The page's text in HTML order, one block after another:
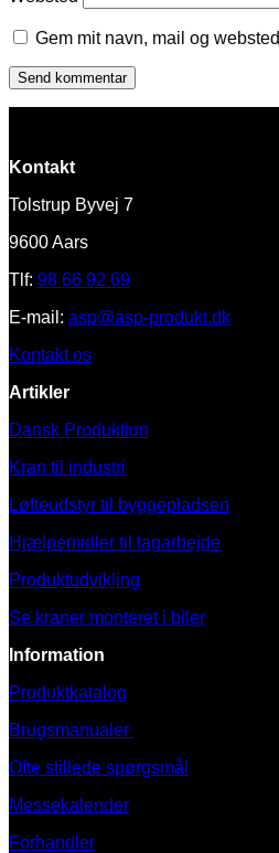
Gem mit navn, mail og
Kontakt
Tolstrup Byvej 7
9600 Aars
Tlf: 98 66 92 69
E-mail: asp@asp-produkt.dk
Kontakt os
Artikler
Dansk Produktion
Kran til industri
Løfteudstyr til byggepladsen
Hjælpemidler til tagarbejde
Produktudvikling
Se kraner monteret i biler
Information
Produktkatalog
Brugsmanualer
Ofte stillede spørgsmål
Messekalender
Forhandler